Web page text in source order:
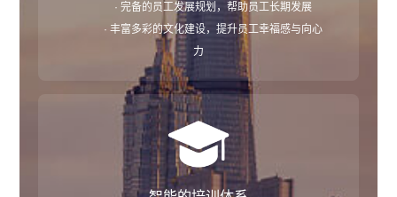
· 完备的员工发展规划，帮助员工长期发展
· 丰富多彩的文化建设，提升员工幸福感与向心
力